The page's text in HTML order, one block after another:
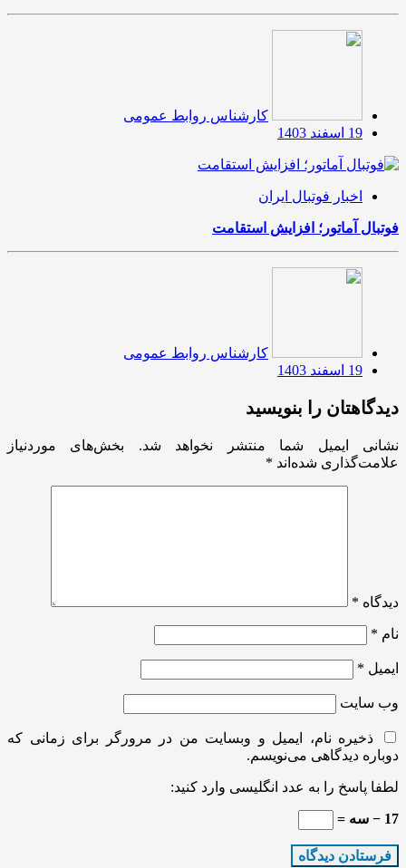
کارشناس روابط عمومی
19 اسفند 1403
اخبار فوتبال ایران
فوتبال آماتور؛ افزایش استقامت
کارشناس روابط عمومی
19 اسفند 1403
دیدگاهتان را بنویسید
نشانی ایمیل شما منتشر نخواهد شد.
بخش‌های موردنیاز
علامت‌گذاری شده‌اند *
دیدگاه *
نام *
ایمیل *
وب‌ سایت
ذخیره نام، ایمیل و وبسایت من در مرورگر برای زمانی که
دوباره دیدگاهی می‌نویسم.
لطفا پاسخ را به عدد انگلیسی وارد کنید:
17 − سه =